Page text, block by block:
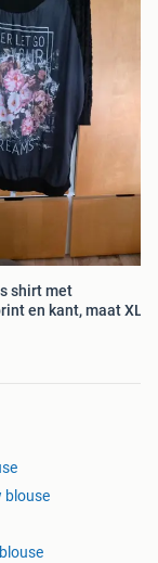
shirt met
en kant, maat XL
blouse